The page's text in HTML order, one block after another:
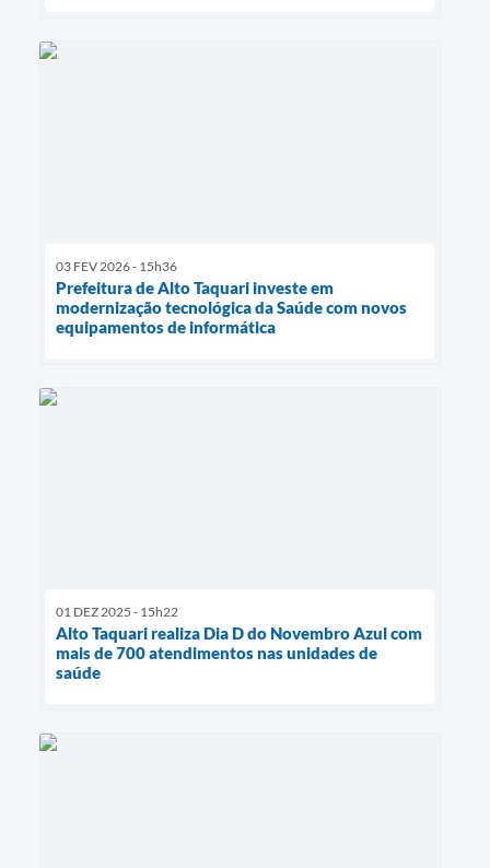
03 FEV 2026 - 15h36
Prefeitura de Alto Taquari investe em
modernização tecnológica da Saúde com novos
equipamentos de informática
01 DEZ 2025 - 15h22
Alto Taquari realiza Dia D do Novembro Azul com
mais de 700 atendimentos nas unidades de
saúde